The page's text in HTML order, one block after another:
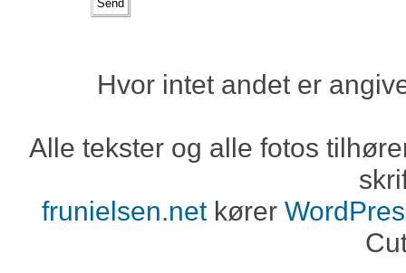
Hvor intet andet er
Alle tekster og alle fotos
frunielsen.netkører